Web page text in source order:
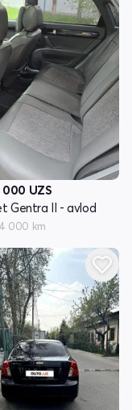
000 UZS
Gentra II - avlod
000 km